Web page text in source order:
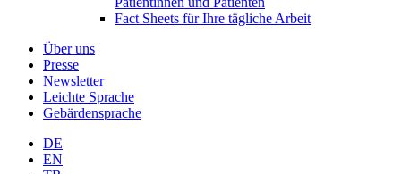
Fact Sheets für Ihre tägliche Arbeit
Über uns
Presse
Newsletter
Leichte Sprache
Gebärdensprache
DE
EN